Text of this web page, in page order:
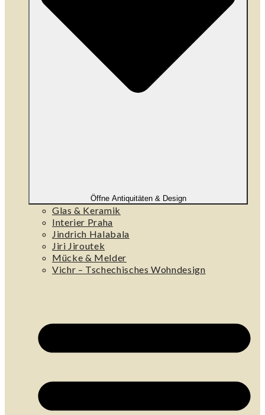
Öffne Antiquitäten & Design
Glas & Keramik
Interier Praha
Jindrich Halabala
Jiri Jiroutek
Mücke & Melder
Vichr – Tschechisches Wohndesign